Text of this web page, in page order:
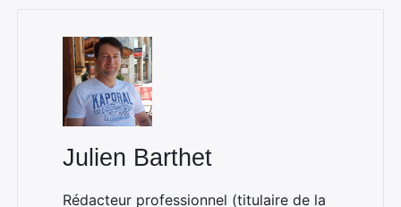
Julien Barthet
Rédacteur professionnel (titulaire de la